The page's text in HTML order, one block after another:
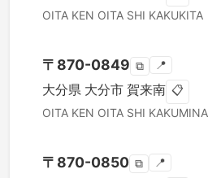
OITA KEN OITA SHI KAKUKITA
〒 870-0849 ⧉ 📍
大分県 大分市 賀来南 📋
OITA KEN OITA SHI
〒 870-0850 ⧉ 📍